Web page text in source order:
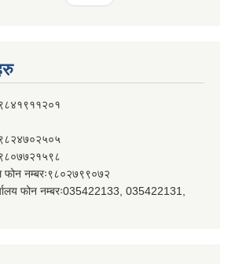
नम्बरः९८०२७९९०७२
फोन नम्बरः035422133, 035422131,